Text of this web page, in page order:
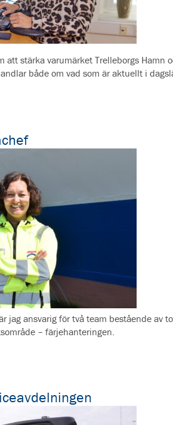
att stärka varumärket Trelleborgs Hamn
både om vad som är aktuellt i
jag ansvarig för två team bestående av
– färjehanteringen.